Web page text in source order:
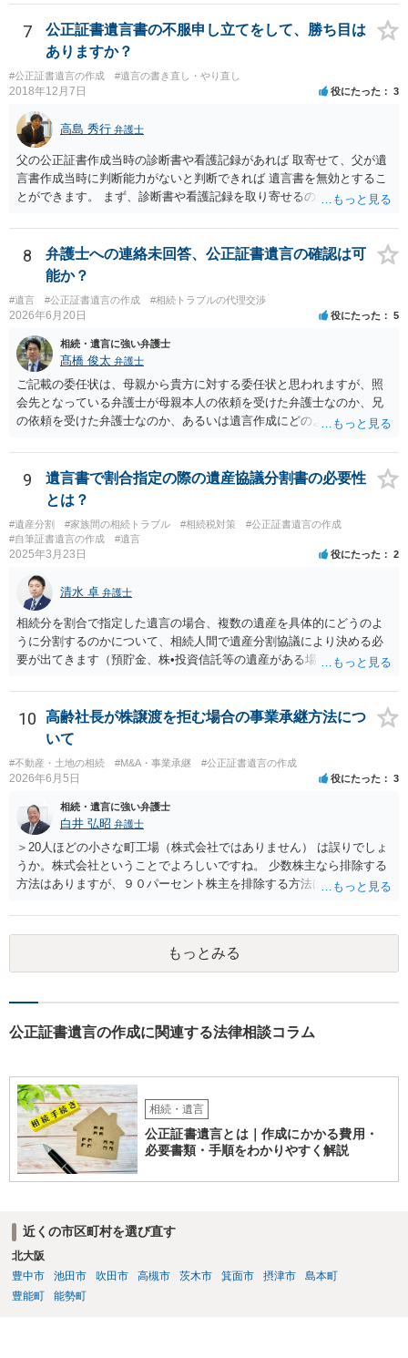
方に再委任の権限を付与しておくという方法もあります。 一度、弁護
士に直接ご相談されることをお勧めいたします。
7
公正証書遺言書の不服申し立てをして、勝ち目は
ありますか？
#公正証書遺言の作成 #遺言の書き直し・やり直し
2018年12月7日 役にたった 3
高島 秀行 弁護士
父の公正証書作成当時の診断書や看護記録があれば 取寄せて、父が遺
言書作成当時に判断能力がないと判断できれば 遺言書を無効とするこ
とができます。 まず、診断書や看護記録を取り寄せるのが重要となり
いと思います。
8
弁護士への連絡未回答、公正証書遺言の確認は可
能か？
#遺言 #公正証書遺言の作成 #相続トラブルの代理交渉
2026年6月20日 役にたった 5
相続・遺言に強い弁護士
髙橋 俊太 弁護士
ご記載の委任状は、母親から貴方に対する委任状と思われますが、照
会先となっている弁護士が母親本人の依頼を受けた弁護士なのか、兄
の依頼を受けた弁護士なのか、あるいは遺言作成にどのような立場で
と思われます。 仮に、その弁護士が母親本人から依頼を受けているの
であれば、母親本人に対する報告義務が問題となります。母親が貴方
に一任する旨を明確に伝えており、委任状の内容にも、弁護士との連
絡、進捗確認、公正証書遺言の作成有無や控えの確認等が含まれてい
るのであれば、貴方から進捗状況等の説明を求める余地はあります。
他方で、その弁護士が兄の依頼を受けた弁護士である場合には、兄の
況を報告する義務があるとは限りません。また、親族間で利害対立が
ある可能性がある場合、守秘義務や本人意思確認の観点から、委任状
があるとしても直ちに内容を開示しないこともあり得ます。 公正証書
遺言が作成済みである場合でも、生前にその存在や内容を誰に開示す
るかは、基本的には遺言者本人の意思による問題です。まずは、母親
無・内容について説明してよい」旨を明確に伝えてもらい、委任状の
写しを添付して、期限を区切って書面で回答を求めることが考えられ
ます。それでも回答がない場合には、母親本人の意思能力や真意、兄
による不当な関与の有無も含めて、別の弁護士に資料（遺言書案、委
任状、母親の発言内容、弁護士との連絡履歴、兄とのやり取り等）を
示して相談した方がよいように思います。
9
遺言書で割合指定の際の遺産協議分割書の必要性
とは？
#遺産分割 #家族間の相続トラブル #相続税対策
#公正証書遺言の作成
#自筆証書遺言の作成
#遺言
2025年3月23日 役にたった 2
清水 卓 弁護士
相続分を割合で指定した遺言の場合、複数の遺産を具体的にどうのよ
うに分割するのかについて、相続人間で遺産分割協議により決める必
要が出てきます（預貯金、株•投資信託等の遺産がある場合に、どの遺
投資信託は他の相続人にというような分け方をするのか等について
は、相続人間で遺産分割協議により決める必要があります）。
10
高齢社長が株譲渡を拒む場合の事業承継方法につ
いて
#不動産・土地の相続 #M&A・事業承継 #公正証書遺言の作成
2026年6月5日 役にたった 3
相続・遺言に強い弁護士
白井 弘昭 弁護士
＞20人ほどの小さな町工場（株式会社ではありません） は誤りでしょ
うか。株式会社ということでよろしいですね。 少数株主なら排除する
方法はありますが、９０パーセント株主を排除する方法は現実的にあ
るか、家族を説得して承継させるかしかないでしょう。 また、出資者
がいれば、全員で会社を辞めて新たな会社を立ち上げることも考えら
れます。 それか、しばらく我慢して、社長が没した後に相続人から承
継させるしかないように思えます。 私見ながらご参考まで。
もっとみる
公正証書遺言の作成に関連する法律相談コラム
相続・遺言
公正証書遺言とは｜作成にかかる費用・
必要書類・手順をわかりやすく解説
近くの市区町村を選び直す
北大阪
豊中市
池田市 吹田市 高槻市 茨木市 箕面市 摂津市
島本町
豊能町
能勢町